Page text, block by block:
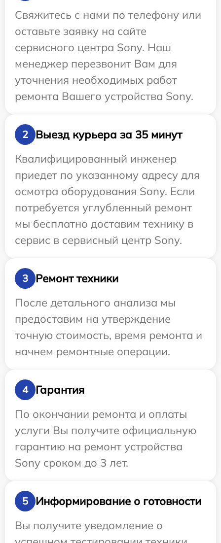
Свяжитесь с нами по телефону или
оставьте заявку на сайте
сервисного центра Sony. Наш
менеджер перезвонит Вам для
уточнения необходимых работ
ремонта Вашего устройства Sony.
2
Выезд курьера за 35 минут
Квалифицированный инженер
приедет по указанному адресу для
осмотра оборудования Sony. Если
потребуется углубленный ремонт
мы бесплатно доставим технику в
сервис в сервисный центр Sony.
3
Ремонт техники
После детального анализа мы
предоставим на утверждение
точную стоимость, время ремонта и
начнем ремонтные операции.
4
Гарантия
По окончании ремонта и оплаты
услуги Вы получите официальную
гарантию на ремонт устройства
Sony сроком до 3 лет.
5
Информирование о готовности
Вы получите уведомление о